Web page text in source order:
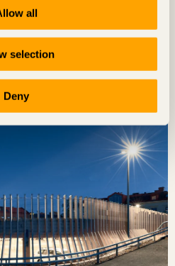
all
selection
Deny
avIn Praise of Shadows